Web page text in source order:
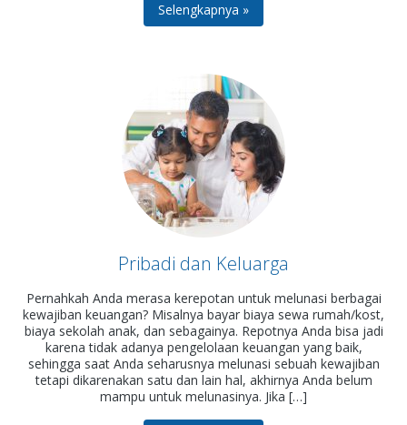
Selengkapnya »
Pribadi dan Keluarga
Pernahkah Anda merasa kerepotan untuk melunasi berbagai
kewajiban keuangan? Misalnya bayar biaya sewa rumah/kost,
biaya sekolah anak, dan sebagainya. Repotnya Anda bisa jadi
karena tidak adanya pengelolaan keuangan yang baik,
sehingga saat Anda seharusnya melunasi sebuah kewajiban
tetapi dikarenakan satu dan lain hal, akhirnya Anda belum
mampu untuk melunasinya. Jika […]